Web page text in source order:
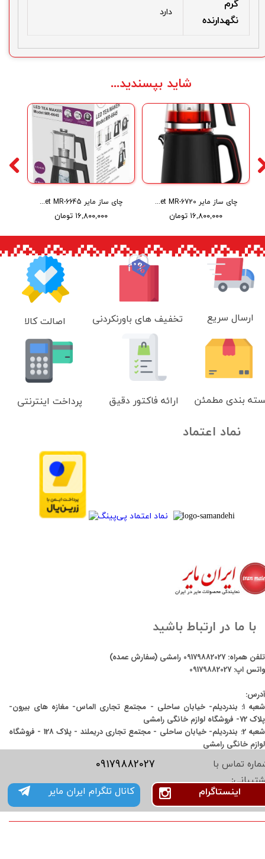
گرم
نگهدارنده
دارد
چای ساز مایر Maier LED tea maker set MR-6645
۱۶,۸۰۰,۰۰۰ تومان
چای ساز مایر Maier tea maker set MR-6720
۱۶,۸۰۰,۰۰۰ تومان
شاید بپسندید...
ارسال سریع اصالت کالا تخفیف های باورنکردنی
بندی مطمئن ارائه فاکتور دقیق پرداخت اینترنتی
نماد اعتماد
با ما در ارتباط باشید
تلفن همراه: 09179882027 رامشی (سفارش عمده)
واتس اپ: 09179882027
آدرس:
شعبه ۱: بندردیلم- خیابان ساحلی - مجتمع تجاری الماس- مغازه های بیرون-
پلاک 72- فروشگاه لوازم خانگی رامشی
شعبه 2: بندردیلم- خیابان ساحلی - مجتمع تجاری دریملند - پلاک 128 - فروشگاه
لوازم خانگی رامشی
تماس با
09179882027
کانال تلگرام ایران مایر اینستاگرام